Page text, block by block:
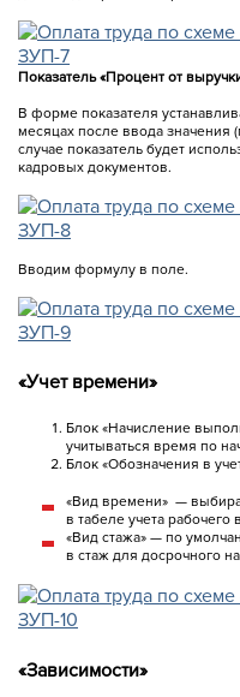
Показатель «Процент от
В форме показателя
месяцах после ввода значения
случае показатель будет
кадровых документов.
Вводим формулу в поле.
«Учет времени»
Блок «Начисление
учитываться время по
Блок «Обозначения в
«Вид времени» —
в табеле учета рабочего
«Вид стажа» — по
в стаж для досрочного
«Зависимости»